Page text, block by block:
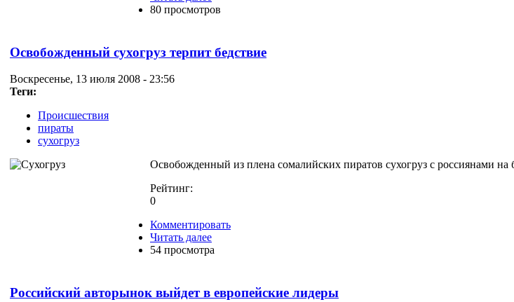
80 просмотров
Освобожденный сухогруз терпит бедствие
Воскресенье, 13 июля 2008 - 23:56
Теги:
Происшествия
пираты
сухогруз
Освобожденный из плена сомалийских пиратов сухогруз с россиянами на
Рейтинг:
0
Комментировать
Читать далее
54 просмотра
Российский авторынок выйдет в европейские лидеры